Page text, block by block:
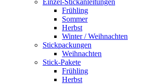
Frühling
Sommer
Herbst
Winter / Weihnachten
Stickpackungen
Weihnachten
Stick-Pakete
Frühling
Herbst